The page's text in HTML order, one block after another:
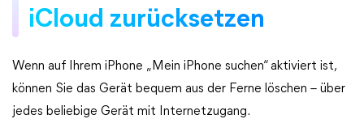
iCloud zurücksetzen
Wenn auf Ihrem iPhone „Mein iPhone suchen“ aktiviert ist,
können Sie das Gerät bequem aus der Ferne löschen – über
jedes beliebige Gerät mit Internetzugang.